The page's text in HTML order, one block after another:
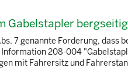
Gabelstapler
7 genannte Forderung, dass
208-004
mit Fahrersitz und